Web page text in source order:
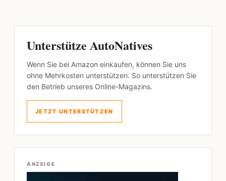
Unterstütze AutoNatives
Wenn Sie bei Amazon einkaufen, können Sie uns
ohne Mehrkosten unterstützen. So unterstützen Sie
den Betrieb unseres Online-Magazins.
JETZT UNTERSTÜTZEN
ANZEIGE